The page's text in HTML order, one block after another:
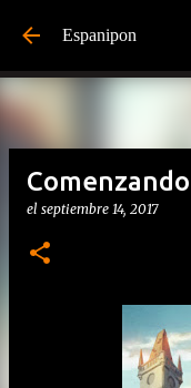
Espanipon
el septiembre 14, 2017